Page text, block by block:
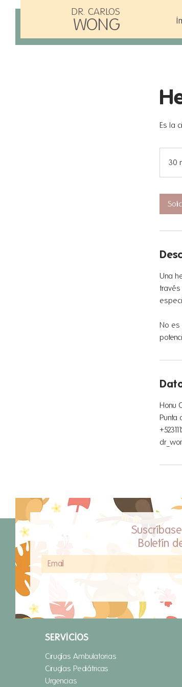
DR. CARLOS
WONG
Es la
30
Una
través
No es
Honu
Punta
SERVICIOS
Cirugías Ambulatorias
Cirugías Pediátricas
Urgencias
Boletín